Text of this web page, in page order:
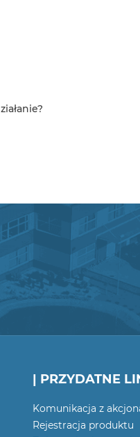
| PRZYDATNE
Komunikacja z
Rejestracja produktu